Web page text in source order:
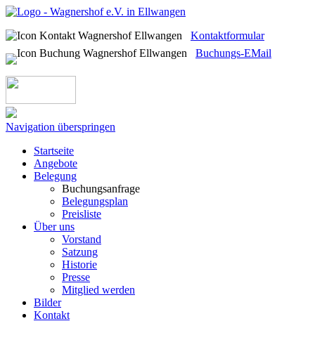
Kontaktformular
Buchungs-EMail
Navigation überspringen
Startseite
Angebote
Belegung
Buchungsanfrage
Belegungsplan
Preisliste
Über uns
Vorstand
Satzung
Historie
Presse
Mitglied werden
Bilder
Kontakt